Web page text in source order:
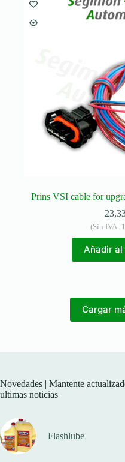
Prins VSI cable for
(Sin IVA:
Añadir
Cargar
Novedades | Mantente
ultimas noticias
Flashlube